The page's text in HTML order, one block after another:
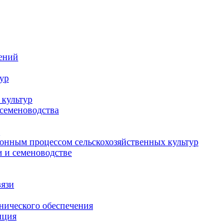
процессом сельскохозяйственных культур
семеноводстве
обеспечения